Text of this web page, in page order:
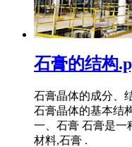
石膏的结构
石膏晶体的成分、
石膏晶体的基本结
一、石膏 石膏是一
材料,石膏 .